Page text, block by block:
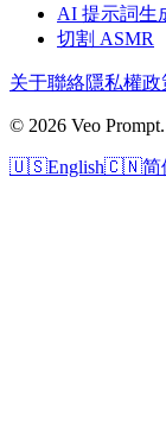
AI 提示詞生
切割 ASMR
关于聯絡隱私權政
© 2026 Veo
🇺🇸English🇨🇳简